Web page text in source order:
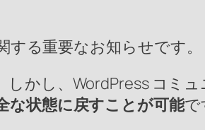
る重要なお知らせです。
かし、WordPress コミ
な状態に戻すことが可能で